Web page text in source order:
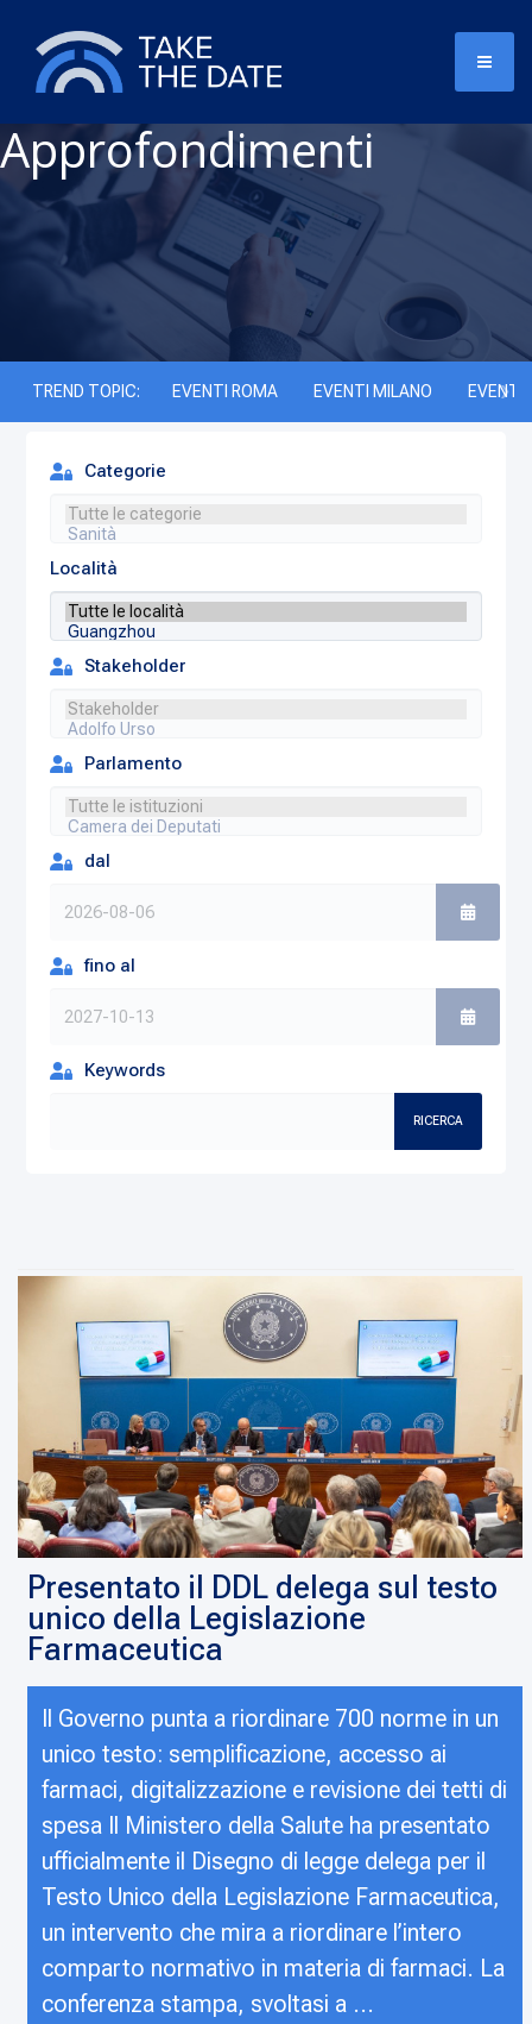
Approfondimenti
TREND TOPIC: EVENTI ROMA EVENTI MILANO EVENTI
Categorie
Località
Stakeholder
Parlamento
dal
fino al
Keywords
RICERCA
Presentato il DDL delega sul testo
unico della Legislazione
Farmaceutica
Il Governo punta a riordinare 700 norme in un
unico testo: semplificazione, accesso ai
farmaci, digitalizzazione e revisione dei tetti di
spesa Il Ministero della Salute ha presentato
ufficialmente il Disegno di legge delega per il
Testo Unico della Legislazione Farmaceutica,
un intervento che mira a riordinare l’intero
comparto normativo in materia di farmaci. La
conferenza stampa, svoltasi a ...